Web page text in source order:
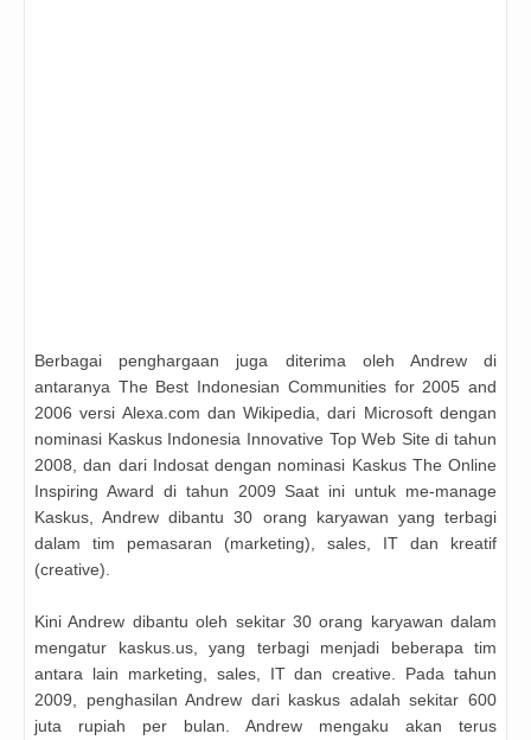
Berbagai penghargaan juga diterima oleh Andrew di
antaranya The Best Indonesian Communities for 2005 and
2006 versi Alexa.com dan Wikipedia, dari Microsoft dengan
nominasi Kaskus Indonesia Innovative Top Web Site di tahun
2008, dan dari Indosat dengan nominasi Kaskus The Online
Inspiring Award di tahun 2009 Saat ini untuk me-manage
Kaskus, Andrew dibantu 30 orang karyawan yang terbagi
dalam tim pemasaran (marketing), sales, IT dan kreatif
(creative).
Kini Andrew dibantu oleh sekitar 30 orang karyawan dalam
mengatur kaskus.us, yang terbagi menjadi beberapa tim
antara lain marketing, sales, IT dan creative. Pada tahun
2009, penghasilan Andrew dari kaskus adalah sekitar 600
juta rupiah per bulan. Andrew mengaku akan terus